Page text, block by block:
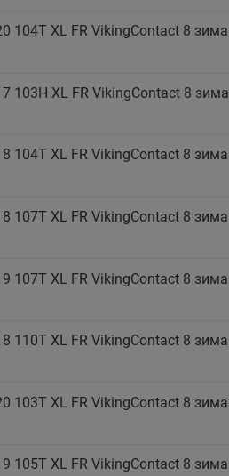
104T XL FR VikingContact 8 зима
103H XL FR VikingContact 8 зима
104T XL FR VikingContact 8 зима
107T XL FR VikingContact 8 зима
107T XL FR VikingContact 8 зима
110T XL FR VikingContact 8 зима
103T XL FR VikingContact 8 зима
105T XL FR VikingContact 8 зима